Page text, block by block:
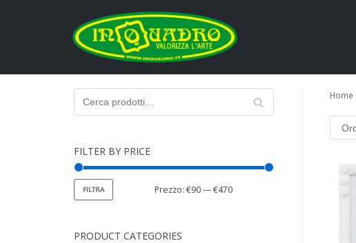
e
a
CER
FILTER BY PRICE
FILTRA Prezzo: €90—€470
PRODUCT CATEGORIES
Home